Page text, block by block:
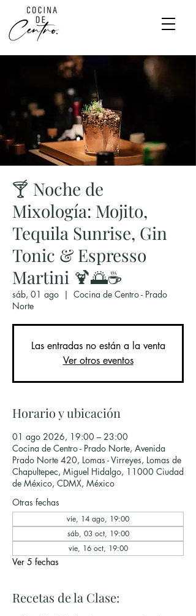
🍸 Noche de
Mixología: Mojito,
Tequila Sunrise, Gin
Tonic & Espresso
Martini 🍹🌅☕
sáb, 01 ago
  |
Cocina de Centro - Prado
Norte
Las entradas no están a la venta
Ver otros eventos
Horario y ubicación
01 ago 2026, 19:00 – 23:00
Cocina de Centro - Prado Norte, Avenida
Prado Norte 420, Lomas - Virreyes, Lomas de
Chapultepec, Miguel Hidalgo, 11000 Ciudad
de México, CDMX, México
Otras fechas
vie, 14 ago, 19:00
sáb, 03 oct, 19:00
vie, 16 oct, 19:00
Ver 5 fechas
Recetas de la Clase: